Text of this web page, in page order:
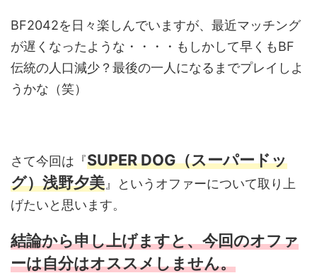
BF2042を日々楽しんでいますが、最近マッチング
が遅くなったような・・・・もしかして早くもBF
伝統の人口減少？最後の一人になるまでプレイしよ
うかな（笑）
さて今回は『SUPER DOG（スーパードッ
グ）浅野夕美 』というオファーについて取り上
げたいと思います。
結論から申し上げますと、今回のオファ
ーは自分はオススメしません。